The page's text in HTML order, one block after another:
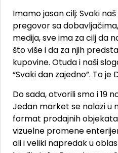
Imamo jasan cilj: Svaki
pregovor sa
medija, sve ima za cilj da
što više i da za njih
kupovine. Otuda i naši
“Svaki dan zajedno”. To je
Do sada, otvorili smo i 19
Jedan market se nalazi u
format prodajnih objekata
vizuelne promene
ali i veliki napredak u